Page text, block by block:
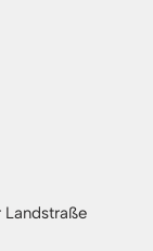
Landstraße